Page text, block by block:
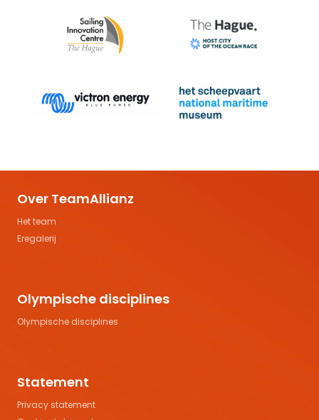
Over TeamAllianz
Het team
Eregalerij
Olympische disciplines
Olympische disciplines
Statement
Privacy statement